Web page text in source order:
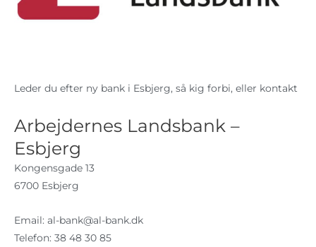
Leder du efter ny bank i Esbjerg, så kig forbi, eller kontakt
Arbejdernes Landsbank –
Esbjerg
Kongensgade 13
6700 Esbjerg
Email: al-bank@al-bank.dk
Telefon: 38 48 30 85